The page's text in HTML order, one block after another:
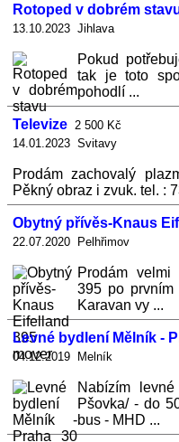
Rotoped v dobrém
13.10.2023 Jihlava
Pokud
tak je toto
pohodlí ...
Televize 2 500 Kč
14.01.2023 Svitavy
Prodám zachovalý
Pěkný obraz i zvuk. tel. :
Obytný přívěs-Knaus
22.07.2020 Pelhřimov
Prodám
395 po prvním
Karavan vy ...
Levné bydlení Mělník -
04.12.2019 Melník
Nabízím
Pšovka/ - do
bus - MHD ...